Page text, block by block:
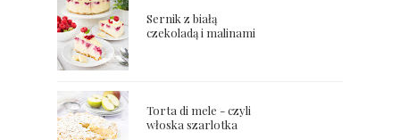
Sernik z białą
czekoladą i malinami
Torta di mele - czyli
włoska szarlotka